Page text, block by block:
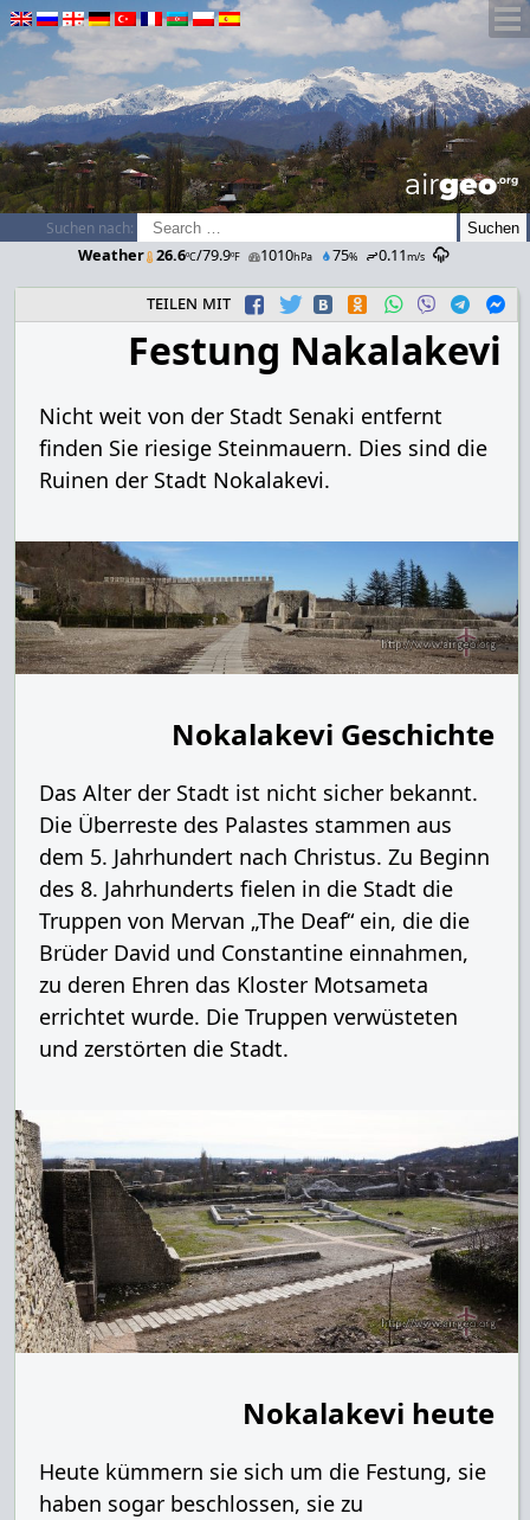
airGEO.oRg
Suchen nach:
Weather 26.6ºC/79.9ºF 1010hPa 75% 0.11m/s
teilen mit
Festung Nakalakevi
Nicht weit von der Stadt Senaki entfernt
finden Sie riesige Steinmauern. Dies sind die
Ruinen der Stadt Nokalakevi.
Nokalakevi Geschichte
Das Alter der Stadt ist nicht sicher bekannt.
Die Überreste des Palastes stammen aus
dem 5. Jahrhundert nach Christus. Zu Beginn
des 8. Jahrhunderts fielen in die Stadt die
Truppen von Mervan „The Deaf“ ein, die die
Brüder David und Constantine einnahmen,
zu deren Ehren das Kloster Motsameta
errichtet wurde. Die Truppen verwüsteten
und zerstörten die Stadt.
Nokalakevi heute
Heute kümmern sie sich um die Festung, sie
haben sogar beschlossen, sie zu